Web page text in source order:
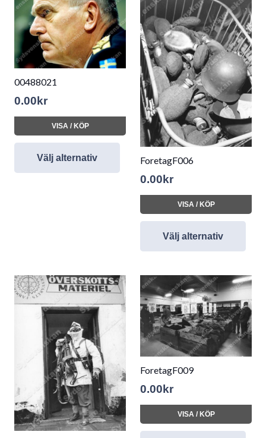
00488021
0.00kr
VISA / KÖP
Välj alternativ ForetagF006
0.00kr
VISA / KÖP
Välj alternativ
ForetagF009
0.00kr
VISA / KÖP